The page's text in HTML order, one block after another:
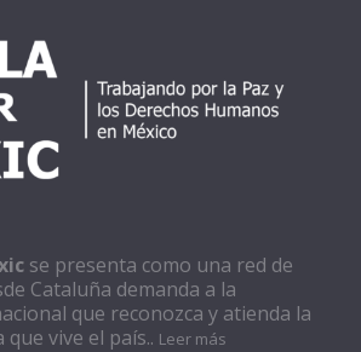
se presenta como una red de
Cataluña demanda a la
que reconozca y atienda la
vive el país.. Leer más